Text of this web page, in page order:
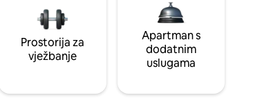
Prostorija za
vježbanje
Apartman s
dodatnim
uslugama